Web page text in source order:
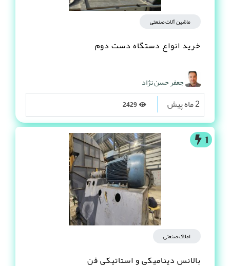
ماشین آلات صنعتی
خرید انواع دستگاه دست دوم
جعفر حسن نژاد
2429